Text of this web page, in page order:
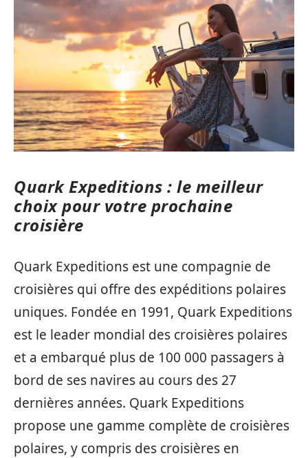
Quark Expeditions : le meilleur
choix pour votre prochaine
croisière
Quark Expeditions est une compagnie de
croisières qui offre des expéditions polaires
uniques. Fondée en 1991, Quark Expeditions
est le leader mondial des croisières polaires
et a embarqué plus de 100 000 passagers à
bord de ses navires au cours des 27
dernières années. Quark Expeditions
propose une gamme complète de croisières
polaires, y compris des croisières en